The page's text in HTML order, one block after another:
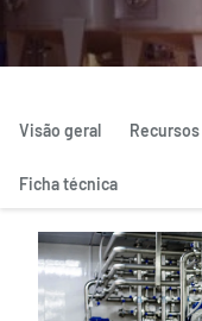
Visão geral Recursos
Ficha técnica